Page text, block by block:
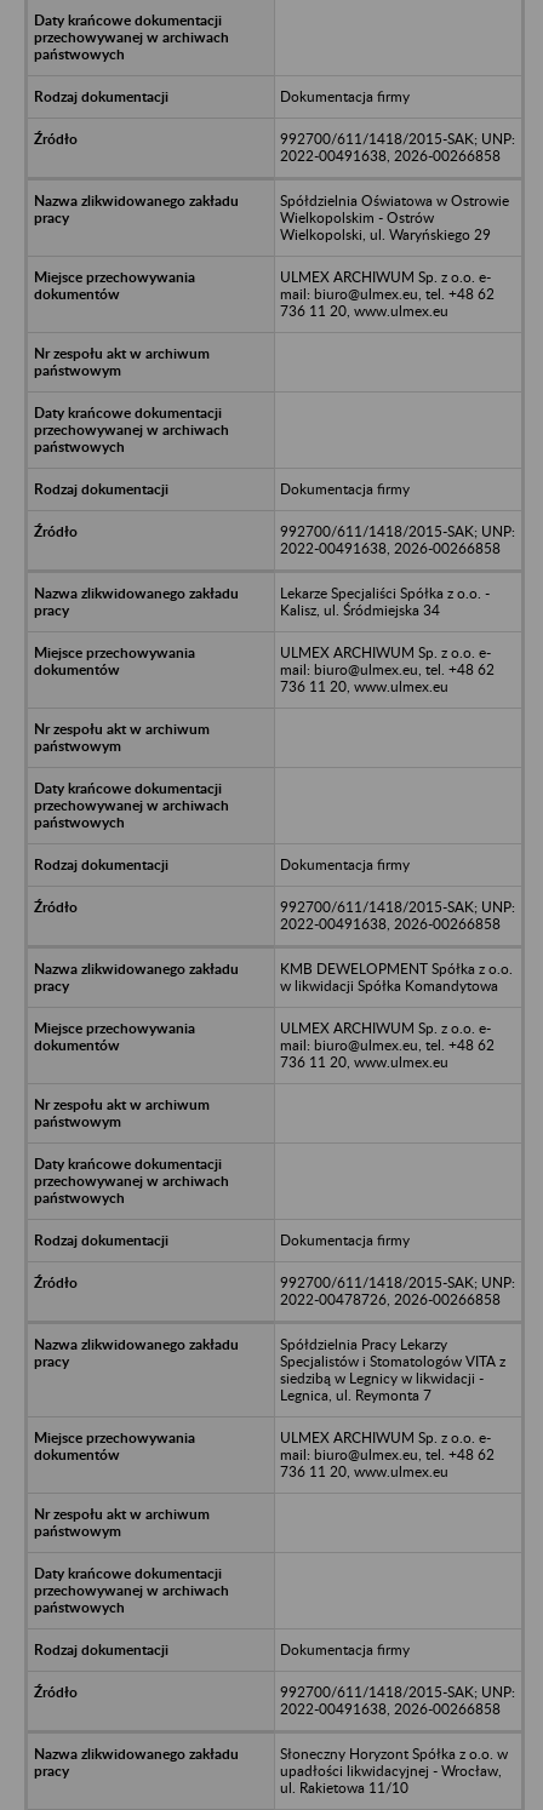
Dokumentacja firmy
992700/611/1418/2015-SAK; UNP:
2022-00491638, 2026-00266858
Spółdzielnia Oświatowa w Ostrowie
Wielkopolskim - Ostrów
Wielkopolski, ul. Waryńskiego 29
ULMEX ARCHIWUM Sp. z o.o. e-
mail: biuro@ulmex.eu, tel. +48 62
736 11 20, www.ulmex.eu
Dokumentacja firmy
992700/611/1418/2015-SAK; UNP:
2022-00491638, 2026-00266858
Lekarze Specjaliści Spółka z o.o. -
Kalisz, ul. Śródmiejska 34
ULMEX ARCHIWUM Sp. z o.o. e-
mail: biuro@ulmex.eu, tel. +48 62
736 11 20, www.ulmex.eu
Dokumentacja firmy
992700/611/1418/2015-SAK; UNP:
2022-00491638, 2026-00266858
KMB DEWELOPMENT Spółka z o.o.
w likwidacji Spółka Komandytowa
ULMEX ARCHIWUM Sp. z o.o. e-
mail: biuro@ulmex.eu, tel. +48 62
736 11 20, www.ulmex.eu
Dokumentacja firmy
992700/611/1418/2015-SAK; UNP:
2022-00478726, 2026-00266858
Spółdzielnia Pracy Lekarzy
Specjalistów i Stomatologów VITA z
siedzibą w Legnicy w likwidacji -
Legnica, ul. Reymonta 7
ULMEX ARCHIWUM Sp. z o.o. e-
mail: biuro@ulmex.eu, tel. +48 62
736 11 20, www.ulmex.eu
Dokumentacja firmy
992700/611/1418/2015-SAK; UNP:
2022-00491638, 2026-00266858
Słoneczny Horyzont Spółka z o.o. w
upadłości likwidacyjnej - Wrocław,
ul. Rakietowa 11/10